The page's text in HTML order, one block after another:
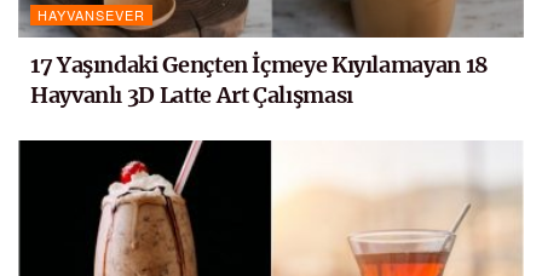
HAYVANSEVER
17 Yaşındaki Gençten İçmeye Kıyılamayan 18
Hayvanlı 3D Latte Art Çalışması